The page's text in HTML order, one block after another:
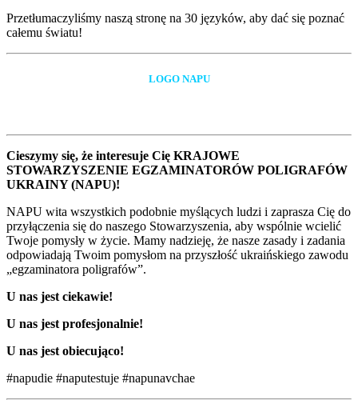
Przetłumaczyliśmy naszą stronę na 30 języków, aby dać się poznać
całemu światu!
LOGO NAPU
Cieszymy się, że interesuje Cię KRAJOWE
STOWARZYSZENIE EGZAMINATORÓW POLIGRAFÓW
UKRAINY (NAPU)!
NAPU wita wszystkich podobnie myślących ludzi i zaprasza Cię do
przyłączenia się do naszego Stowarzyszenia, aby wspólnie wcielić
Twoje pomysły w życie. Mamy nadzieję, że nasze zasady i zadania
odpowiadają Twoim pomysłom na przyszłość ukraińskiego zawodu
„egzaminatora poligrafów”.
U nas jest ciekawie!
U nas jest profesjonalnie!
U nas jest obiecująco!
#napudie #naputestuje #napunavchae